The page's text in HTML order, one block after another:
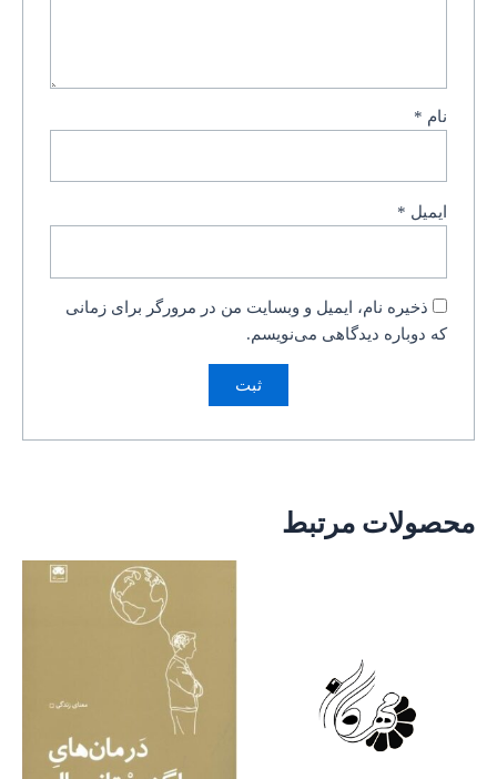
نام *
ایمیل *
ذخیره نام، ایمیل و وبسایت من در مرورگر برای زمانی
که دوباره دیدگاهی می‌نویسم.
محصولات مرتبط